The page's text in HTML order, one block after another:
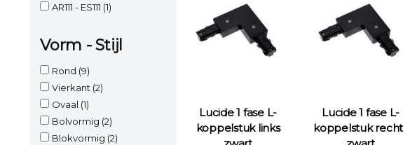
AR111 - ES111 (1)
Vorm - Stijl
Rond (9)
Vierkant (2)
Ovaal (1)
Bolvormig (2)
Blokvormig (2)
Lucide 1 fase L-
koppelstuk links
Lucide 1 fase L-
koppelstuk